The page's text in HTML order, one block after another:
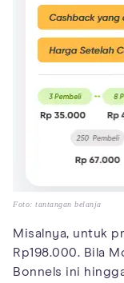
Foto: tantangan belanja
Misalnya, untuk
Rp198.000. Bila
Bonnels ini